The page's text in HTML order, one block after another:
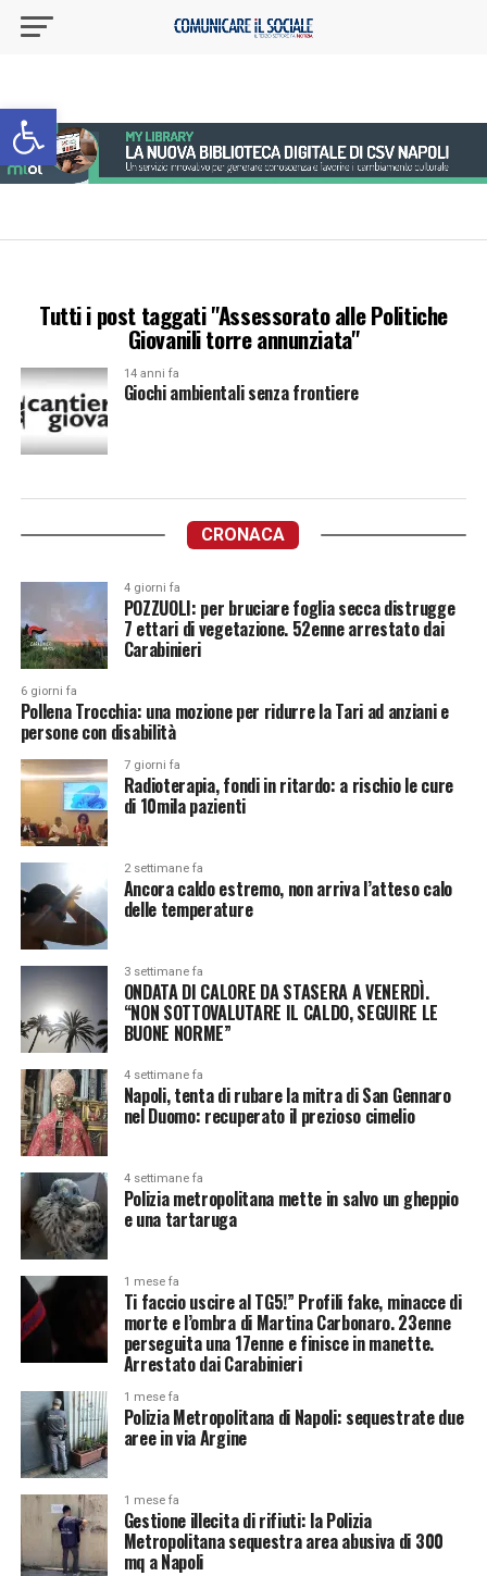
Apri la barra degli strumenti
Tutti i post taggati "Assessorato alle Politiche
Giovanili torre annunziata"
14 anni fa
Giochi ambientali senza frontiere
CRONACA
4 giorni fa
POZZUOLI: per bruciare foglia secca distrugge
7 ettari di vegetazione. 52enne arrestato dai
Carabinieri
6 giorni fa
Pollena Trocchia: una mozione per ridurre la Tari ad anziani e
persone con disabilità
7 giorni fa
Radioterapia, fondi in ritardo: a rischio le cure
di 10mila pazienti
2 settimane fa
Ancora caldo estremo, non arriva l’atteso calo
delle temperature
3 settimane fa
ONDATA DI CALORE DA STASERA A VENERDÌ.
“NON SOTTOVALUTARE IL CALDO, SEGUIRE LE
BUONE NORME”
4 settimane fa
Napoli, tenta di rubare la mitra di San Gennaro
nel Duomo: recuperato il prezioso cimelio
4 settimane fa
Polizia metropolitana mette in salvo un gheppio
e una tartaruga
1 mese fa
Ti faccio uscire al TG5!” Profili fake, minacce di
morte e l’ombra di Martina Carbonaro. 23enne
perseguita una 17enne e finisce in manette.
Arrestato dai Carabinieri
1 mese fa
Polizia Metropolitana di Napoli: sequestrate due
aree in via Argine
1 mese fa
Gestione illecita di rifiuti: la Polizia
Metropolitana sequestra area abusiva di 300
mq a Napoli